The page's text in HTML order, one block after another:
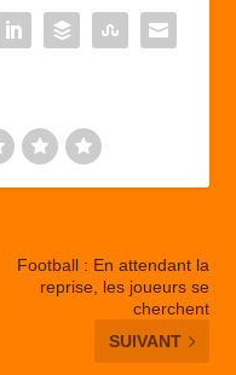
Football : En attendant la
reprise, les joueurs se
cherchent
SUIVANT